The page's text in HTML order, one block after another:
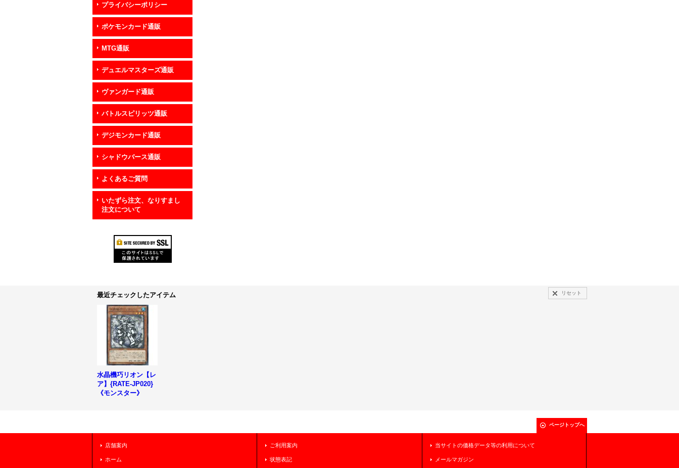
プライバシーポリシー
ポケモンカード通販
MTG通販
デュエルマスターズ通販
ヴァンガード通販
バトルスピリッツ通販
デジモンカード通販
シャドウバース通販
よくあるご質問
いたずら注文、なりすまし
注文について
最近チェックしたアイテム リセット
水晶機巧リオン【レ
ア】{RATE-JP020}
《モンスター》
ページトップへ
店舗案内
ホーム
ご利用案内
状態表記
当サイトの価格データ等の利用について
メールマガジン